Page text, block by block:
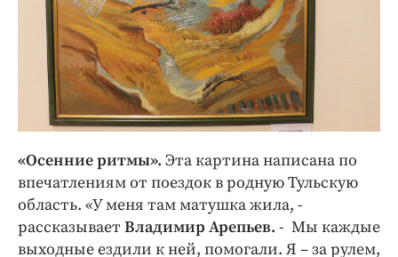
«Осенние ритмы». Эта картина написана по
впечатлениям от поездок в родную Тульскую
область. «У меня там матушка жила, -
рассказывает Владимир Арепьев. - Мы каждые
выходные ездили к ней, помогали. Я – за рулем,